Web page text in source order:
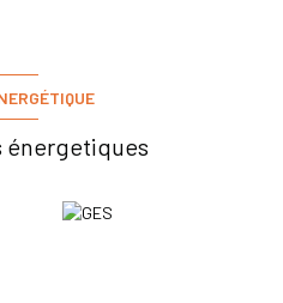
énergetiques